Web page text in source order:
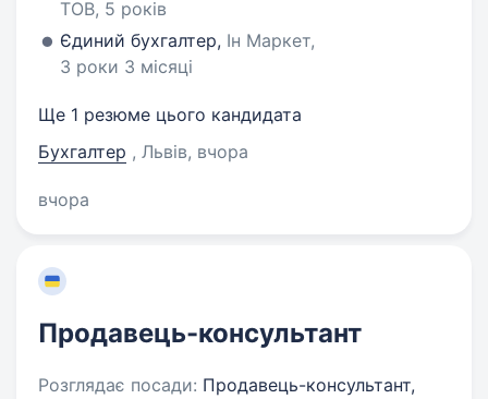
ТОВ, 5 років
Єдиний бухгалтер, Ін Маркет,
3 роки 3 місяці
Ще 1 резюме цього кандидата
Бухгалтер , Львів, вчора
вчора
Продавець-консультант
Розглядає посади: Продавець-консультант,